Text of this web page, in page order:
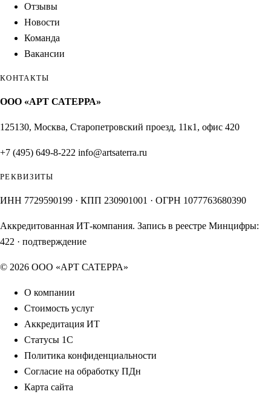
Отзывы
Новости
Команда
Вакансии
КОНТАКТЫ
ООО «АРТ САТЕРРА»
125130, Москва, Старопетровский проезд, 11к1, офис 420
+7 (495) 649-8-222 info@artsaterra.ru
РЕКВИЗИТЫ
ИНН 7729590199 · КПП 230901001 · ОГРН 1077763680390
Аккредитованная ИТ-компания. Запись в реестре Минцифры:
422 · подтверждение
© 2026 ООО «АРТ САТЕРРА»
О компании
Стоимость услуг
Аккредитация ИТ
Статусы 1С
Политика конфиденциальности
Согласие на обработку ПДн
Карта сайта